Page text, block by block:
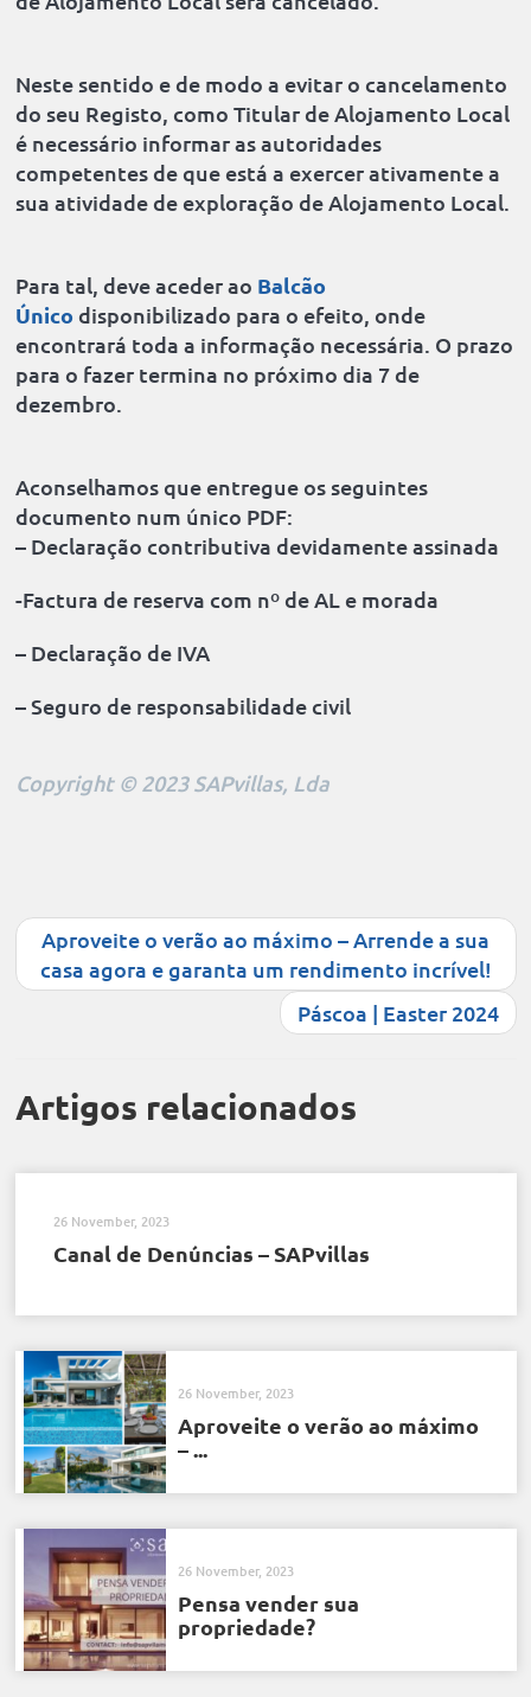
Neste sentido e de modo a evitar o cancelamento
do seu Registo, como Titular de Alojamento Local
é necessário informar as autoridades
competentes de que está a exercer ativamente a
sua atividade de exploração de Alojamento Local.
Para tal, deve aceder ao Balcão
Único disponibilizado para o efeito, onde
encontrará toda a informação necessária. O prazo
para o fazer termina no próximo dia 7 de
dezembro.
Aconselhamos que entregue os seguintes
documento num único PDF:
– Declaração contributiva devidamente assinada
-Factura de reserva com nº de AL e morada
– Declaração de IVA
– Seguro de responsabilidade civil
Copyright © 2023 SAPvillas, Lda
Aproveite o verão ao máximo – Arrende a sua
casa agora e garanta um rendimento incrível!
Páscoa | Easter 2024
Artigos relacionados
26 November, 2023
Canal de Denúncias – SAPvillas
26 November, 2023
Aproveite o verão ao máximo
– ...
26 November, 2023
Pensa vender sua
propriedade?